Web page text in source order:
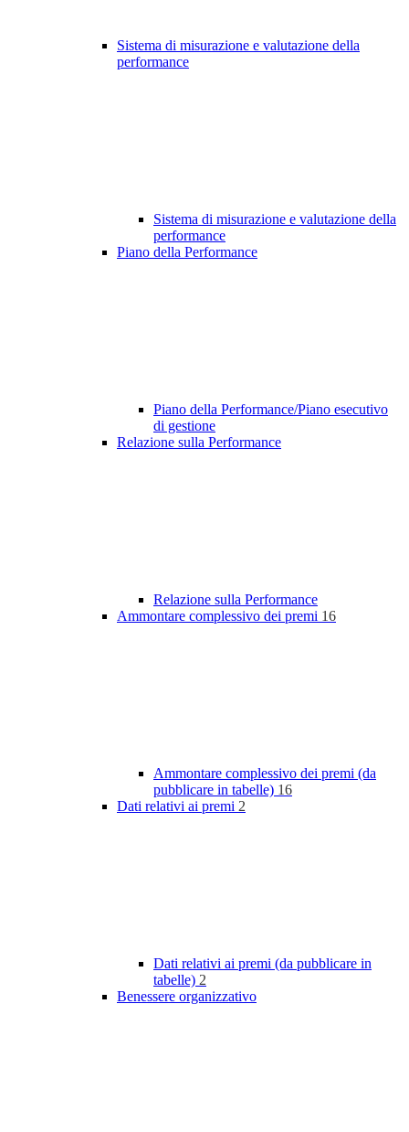
Sistema di misurazione e valutazione della
performance
Sistema di misurazione e valutazione della
performance
Piano della Performance
Piano della Performance/Piano esecutivo
di gestione
Relazione sulla Performance
Relazione sulla Performance
Ammontare complessivo dei premi 16
Ammontare complessivo dei premi (da
pubblicare in tabelle) 16
Dati relativi ai premi 2
Dati relativi ai premi (da pubblicare in
tabelle) 2
Benessere organizzativo